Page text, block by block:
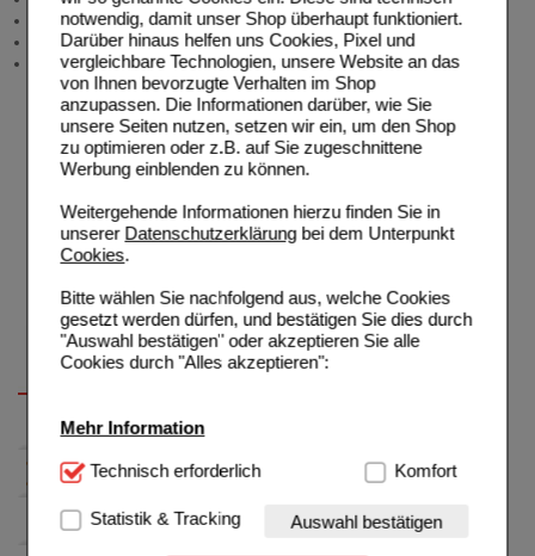
notwendig, damit unser Shop überhaupt funktioniert.
Darüber hinaus helfen uns Cookies, Pixel und
vergleichbare Technologien, unsere Website an das
von Ihnen bevorzugte Verhalten im Shop
anzupassen. Die Informationen darüber, wie Sie
unsere Seiten nutzen, setzen wir ein, um den Shop
zu optimieren oder z.B. auf Sie zugeschnittene
Werbung einblenden zu können.
Weitergehende Informationen hierzu finden Sie in
unserer Datenschutzerklärungbei dem Unterpunkt
Cookies.
Bitte wählen Sie nachfolgend aus, welche Cookies
gesetzt werden dürfen, und bestätigen Sie dies durch
"Auswahl bestätigen" oder akzeptieren Sie alle
Cookies durch "Alles akzeptieren":
Mehr Information
Technisch Notwendig:Hierbei handelt es sich um
Website notwendig sind (z.B. Navigation, Warenkorb,
Kundenkonto), weshalb auf diese nicht verzichtet
Technisch erforderlich Komfort
Statistik & Tracking Auswahl bestätigen
Newsletter
Neukundenprämie
Stellenangebote